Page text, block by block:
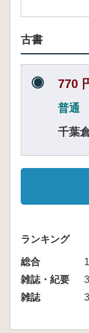
古書
770
普通
千葉
ランキング
総合
雑誌・紀要
雑誌